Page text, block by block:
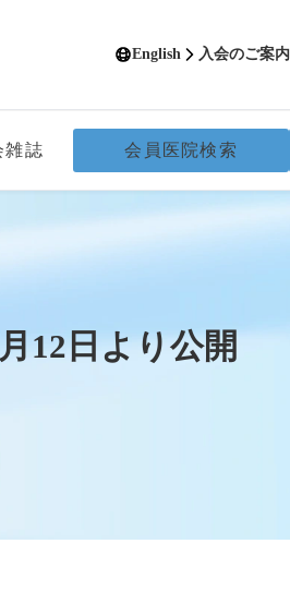
English 入会のご案内
雑誌 会員医院検索
12日より公開